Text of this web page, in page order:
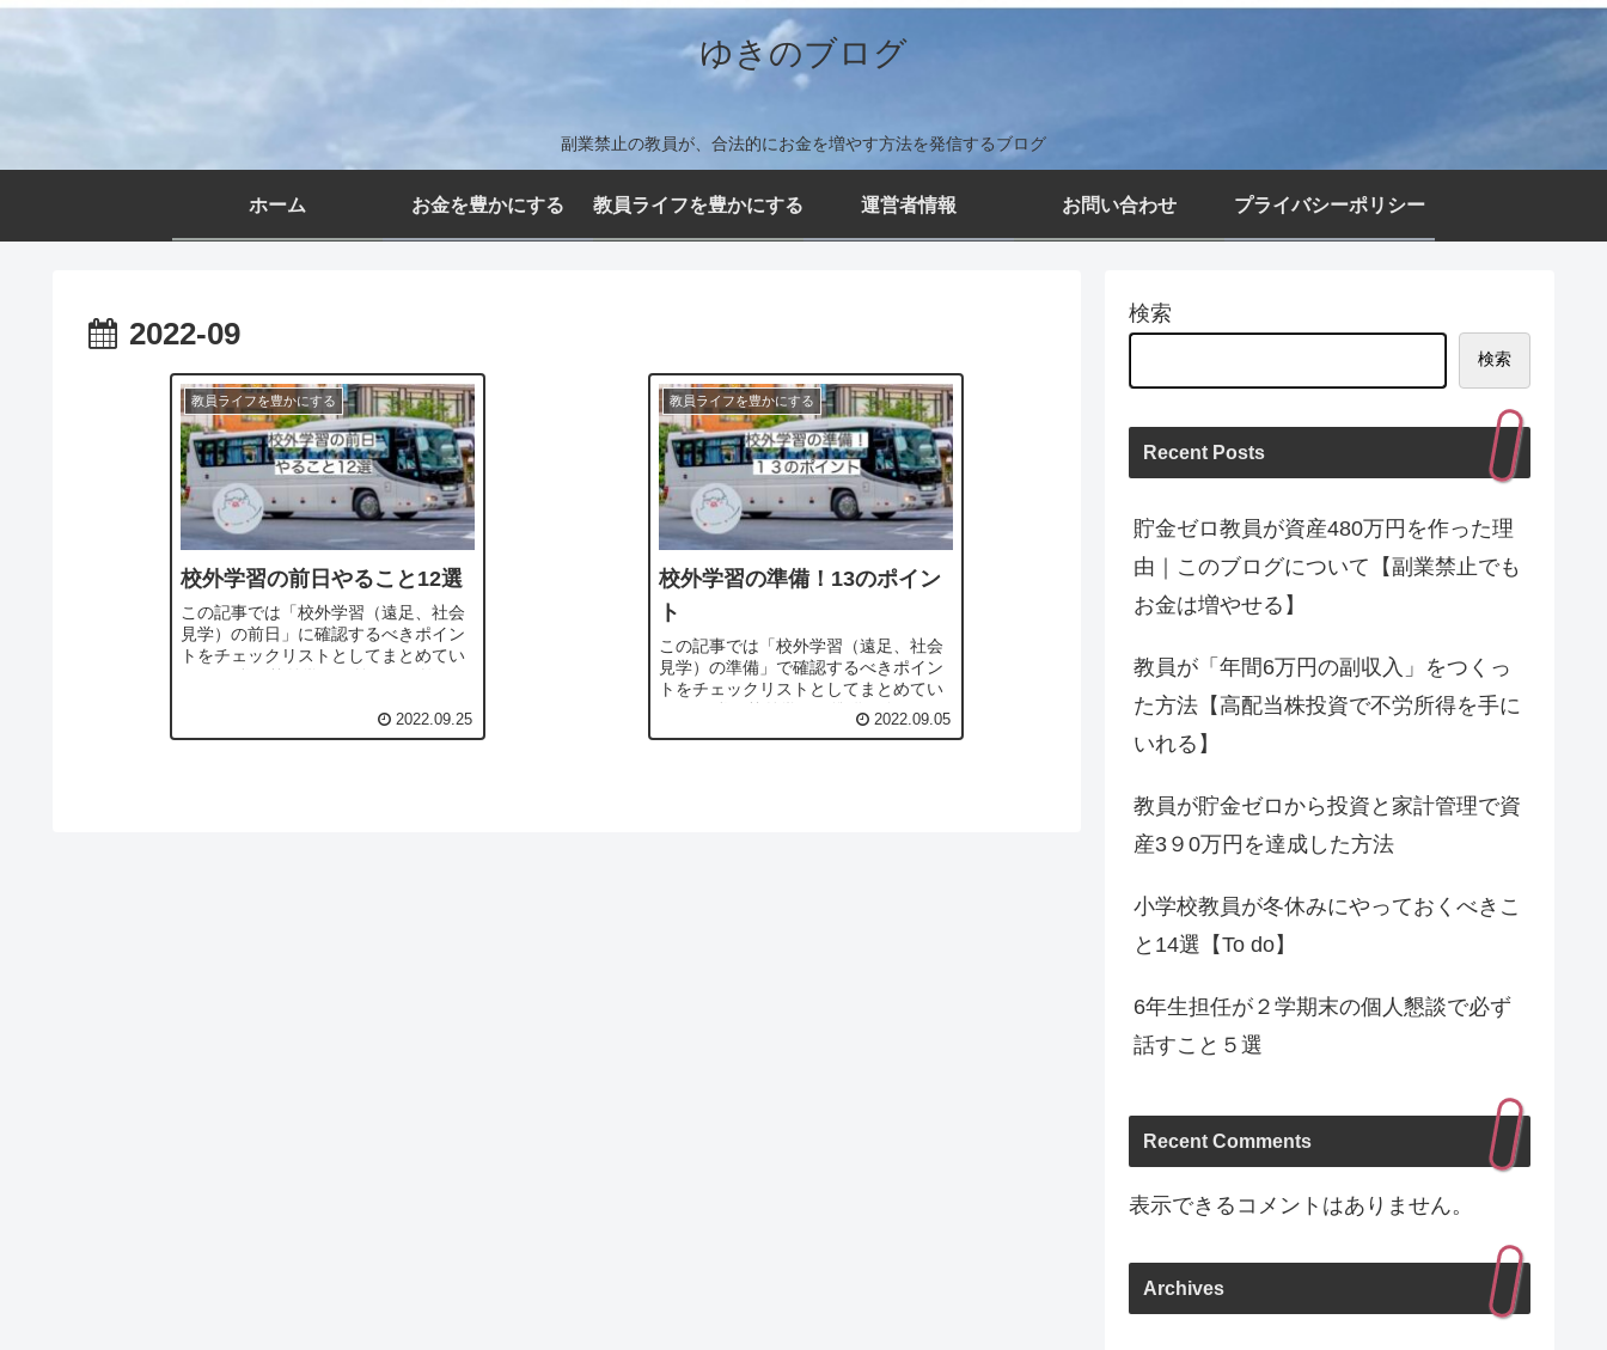
ゆきのブログ
副業禁止の教員が、合法的にお金を増やす方法を発信するブログ
ホーム お金を豊かにする 教員ライフを豊かにする 運営者情報 お問い合わせ プライバシーポリシー
2022-09
教員ライフを豊かにする
校外学習の前日やること12選
この記事では「校外学習（遠足、社会
見学）の前日」に確認するべきポイン
トをチェックリストとしてまとめてい
ます。 私が校外学習の前日に、抜けが
とにまとめたものになります。 校外学
習の前日に抜けがな...
2022.09.25
教員ライフを豊かにする
校外学習の準備！13のポイン
ト
この記事では「校外学習（遠足、社会
見学）の準備」で確認するべきポイン
トをチェックリストとしてまとめてい
ます。 私が校外学習の準備を進める
際、抜けがないように書き留めておい
2022.09.05
検索
検索
Recent Posts
貯金ゼロ教員が資産480万円を作った理
由｜このブログについて【副業禁止でも
お金は増やせる】
教員が「年間6万円の副収入」をつくっ
た方法【高配当株投資で不労所得を手に
いれる】
教員が貯金ゼロから投資と家計管理で資
産3９0万円を達成した方法
小学校教員が冬休みにやっておくべきこ
と14選【To do】
6年生担任が２学期末の個人懇談で必ず
話すこと５選
Recent Comments
表示できるコメントはありません。
Archives